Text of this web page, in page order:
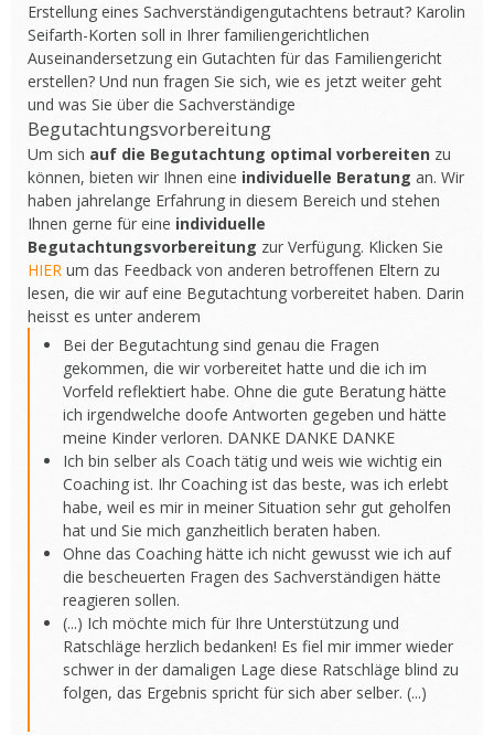
Erstellung eines Sachverständigengutachtens betraut? Karolin
Seifarth-Korten soll in Ihrer familiengerichtlichen
Auseinandersetzung ein Gutachten für das Familiengericht
erstellen? Und nun fragen Sie sich, wie es jetzt weiter geht
und was Sie über die Sachverständige
Begutachtungsvorbereitung
Um sich auf die Begutachtung optimal vorbereiten zu
können, bieten wir Ihnen eine individuelle Beratung an. Wir
haben jahrelange Erfahrung in diesem Bereich und stehen
Ihnen gerne für eine individuelle
Begutachtungsvorbereitung zur Verfügung. Klicken Sie
HIER um das Feedback von anderen betroffenen Eltern zu
lesen, die wir auf eine Begutachtung vorbereitet haben. Darin
heisst es unter anderem
Bei der Begutachtung sind genau die Fragen
gekommen, die wir vorbereitet hatte und die ich im
Vorfeld reflektiert habe. Ohne die gute Beratung hätte
ich irgendwelche doofe Antworten gegeben und hätte
meine Kinder verloren. DANKE DANKE DANKE
Ich bin selber als Coach tätig und weis wie wichtig ein
Coaching ist. Ihr Coaching ist das beste, was ich erlebt
habe, weil es mir in meiner Situation sehr gut geholfen
hat und Sie mich ganzheitlich beraten haben.
Ohne das Coaching hätte ich nicht gewusst wie ich auf
die bescheuerten Fragen des Sachverständigen hätte
reagieren sollen.
(...) Ich möchte mich für Ihre Unterstützung und
Ratschläge herzlich bedanken! Es fiel mir immer wieder
schwer in der damaligen Lage diese Ratschläge blind zu
folgen, das Ergebnis spricht für sich aber selber. (...)